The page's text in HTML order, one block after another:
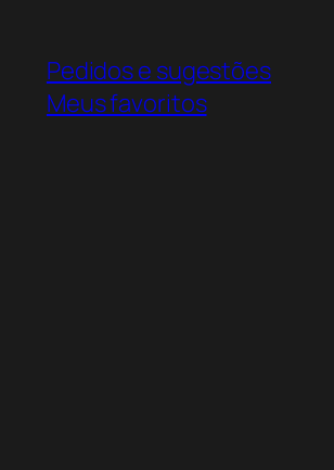
Pedidos e sugestões
Meus favoritos